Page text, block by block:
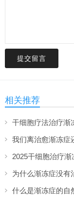
提交留言
相关推荐